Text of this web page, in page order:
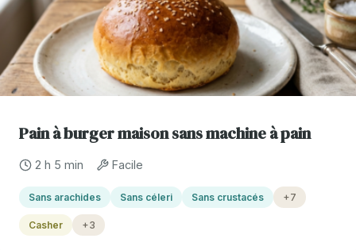
Pain à burger maison sans machine à pain
2 h 5 min Facile
Sans arachides Sans céleri Sans crustacés +7
Casher +3